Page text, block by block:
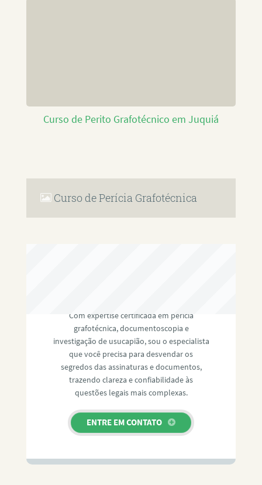
Curso de Perito Grafotécnico em Juquiá
Curso de Perícia Grafotécnica
Com expertise certificada em perícia
grafotécnica, documentoscopia e
investigação de usucapião, sou o especialista
que você precisa para desvendar os
segredos das assinaturas e documentos,
trazendo clareza e confiabilidade às
questões legais mais complexas.
ENTRE EM CONTATO